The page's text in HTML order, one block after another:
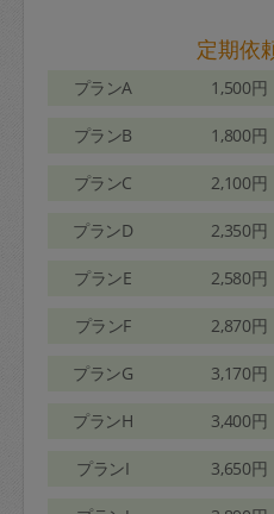
定期依
プランA 1,500円
プランB 1,800円
プランC 2,100円
プランD 2,350円
プランE 2,580円
プランF 2,870円
プランG 3,170円
プランH 3,400円
プランI 3,650円